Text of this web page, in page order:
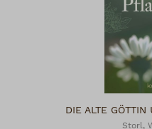
DIE ALTE
Storl,